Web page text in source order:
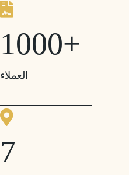
1000+
العملاء
7